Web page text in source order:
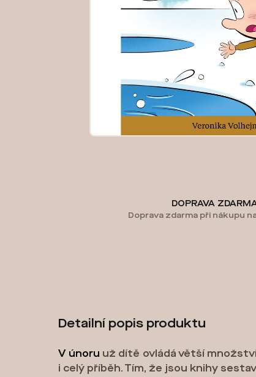
DOPRAVA
Doprava zdarma při nákupu
Detailní popis produktu
V únoru už dítě ovládá větší
i celý příběh. Tím, že jsou knihy